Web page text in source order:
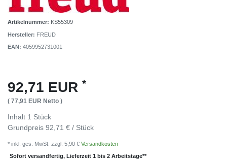
Artikelnummer: KS55309
Hersteller: FREUD
EAN: 4059952731001
92,71 EUR *
( 77,91 EUR Netto )
Inhalt 1 Stück
Grundpreis 92,71 € / Stück
* inkl. ges. MwSt. zzgl. 5,90 € Versandkosten
Sofort versandfertig, Lieferzeit 1 bis 2 Arbeitstage**